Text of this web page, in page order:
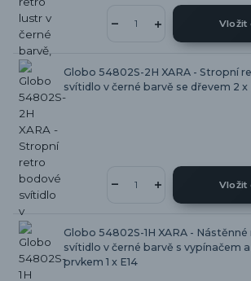
Vložit
Globo 54802S-2H XARA - Stropní
svítidlo v černé barvě se dřevem 2 x
Vložit
Globo 54802S-1H XARA -
svítidlo v černé barvě s vypínačem
prvkem 1 x E14